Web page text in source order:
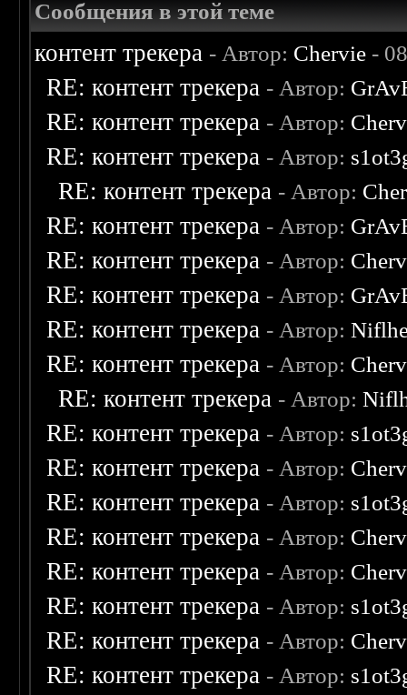
Сообщения в этой теме
контент трекера - Автор: Chervie -
RE: контент трекера - Автор:
RE: контент трекера - Автор:
RE: контент трекера - Автор:
RE: контент трекера - Автор:
RE: контент трекера - Автор:
RE: контент трекера - Автор:
RE: контент трекера - Автор:
RE: контент трекера - Автор:
RE: контент трекера - Автор:
RE: контент трекера - Автор:
RE: контент трекера - Автор:
RE: контент трекера - Автор:
RE: контент трекера - Автор:
RE: контент трекера - Автор:
RE: контент трекера - Автор:
RE: контент трекера - Автор:
RE: контент трекера - Автор:
RE: контент трекера - Автор: